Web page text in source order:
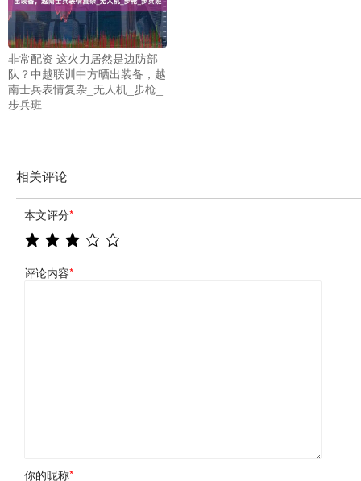
非常配资 这火力居然是边防部
队？中越联训中方晒出装备，越
南士兵表情复杂_无人机_步枪_
步兵班
相关评论
本文评分*
评论内容*
你的昵称*